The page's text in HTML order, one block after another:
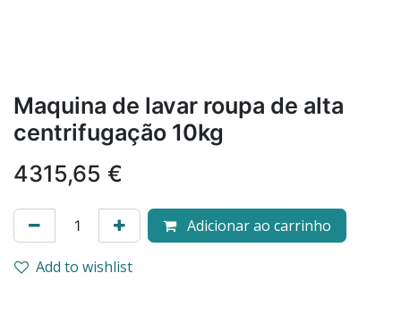
Maquina de lavar roupa de alta
centrifugação 10kg
4315,65 €
Adicionar ao carrinho
Add to wishlist